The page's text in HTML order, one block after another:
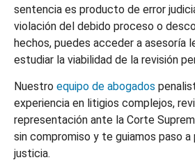
sentencia es producto de error
violación del debido proceso o
hechos, puedes acceder a asesoría
estudiar la viabilidad de la revisión
Nuestro equipo de abogados
experiencia en litigios complejos,
representación ante la Corte
sin compromiso y te guiamos paso a
justicia.